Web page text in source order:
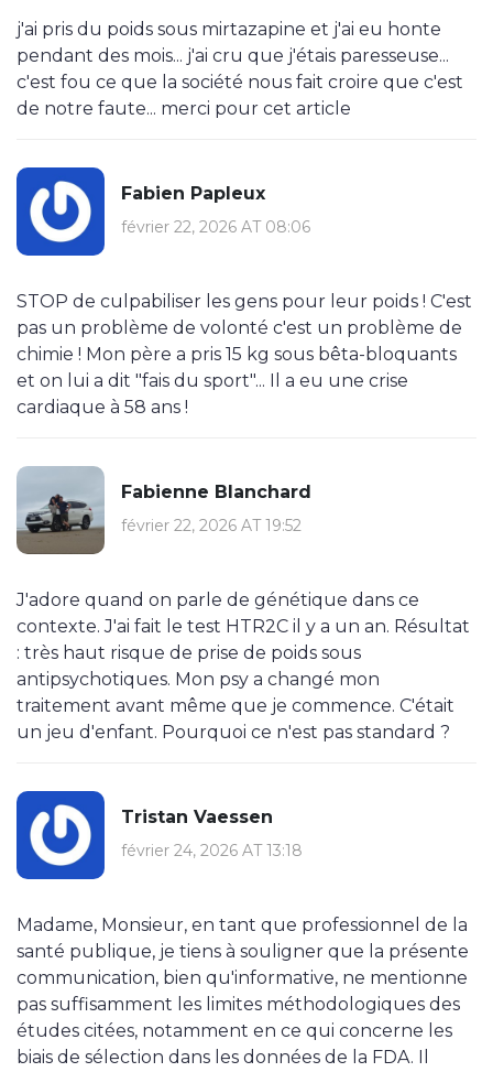
j'ai pris du poids sous mirtazapine et j'ai eu honte
pendant des mois... j'ai cru que j'étais paresseuse...
c'est fou ce que la société nous fait croire que c'est
de notre faute... merci pour cet article
Fabien Papleux
février 22, 2026 AT 08:06
STOP de culpabiliser les gens pour leur poids ! C'est
pas un problème de volonté c'est un problème de
chimie ! Mon père a pris 15 kg sous bêta-bloquants
et on lui a dit "fais du sport"... Il a eu une crise
cardiaque à 58 ans !
Fabienne Blanchard
février 22, 2026 AT 19:52
J'adore quand on parle de génétique dans ce
contexte. J'ai fait le test HTR2C il y a un an. Résultat
: très haut risque de prise de poids sous
antipsychotiques. Mon psy a changé mon
traitement avant même que je commence. C'était
un jeu d'enfant. Pourquoi ce n'est pas standard ?
Tristan Vaessen
février 24, 2026 AT 13:18
Madame, Monsieur, en tant que professionnel de la
santé publique, je tiens à souligner que la présente
communication, bien qu'informative, ne mentionne
pas suffisamment les limites méthodologiques des
études citées, notamment en ce qui concerne les
biais de sélection dans les données de la FDA. Il